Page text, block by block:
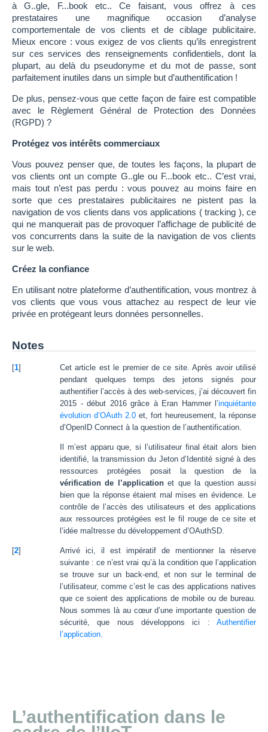
à G..gle, F...book etc.. Ce faisant, vous offrez à ces
prestataires une magnifique occasion d’analyse
comportementale de vos clients et de ciblage publicitaire.
Mieux encore : vous exigez de vos clients qu’ils enregistrent
sur ces services des renseignements confidentiels, dont la
plupart, au delà du pseudonyme et du mot de passe, sont
parfaitement inutiles dans un simple but d’authentification !
De plus, pensez-vous que cette façon de faire est compatible
avec le Règlement Général de Protection des Données
(RGPD) ?
Protégez vos intérêts commerciaux
Vous pouvez penser que, de toutes les façons, la plupart de
vos clients ont un compte G..gle ou F...book etc.. C’est vrai,
mais tout n’est pas perdu : vous pouvez au moins faire en
sorte que ces prestataires publicitaires ne pistent pas la
navigation de vos clients dans vos applications ( tracking ), ce
qui ne manquerait pas de provoquer l’affichage de publicité de
vos concurrents dans la suite de la navigation de vos clients
sur le web.
Créez la confiance
En utilisant notre plateforme d’authentification, vous montrez à
vos clients que vous vous attachez au respect de leur vie
privée en protégeant leurs données personnelles.
Notes
[1]
Cet article est le premier de ce site. Après avoir utilisé
pendant quelques temps des jetons signés pour
authentifier l’accès à des web-services, j’ai découvert fin
2015 - début 2016 grâce à Eran Hammer l’inquiétante
évolution d’OAuth 2.0 et, fort heureusement, la réponse
d’OpenID Connect à la question de l’authentification.
Il m’est apparu que, si l’utilisateur final était alors bien
identifié, la transmission du Jeton d’Identité signé à des
ressources protégées posait la question de la
vérification de l’applicationet que la question aussi
bien que la réponse étaient mal mises en évidence. Le
contrôle de l’accès des utilisateurs et des applications
aux ressources protégées est le fil rouge de ce site et
l’idée maîtresse du développement d’OAuthSD.
[2]
Arrivé ici, il est impératif de mentionner la réserve
suivante : ce n’est vrai qu’à la condition que l’application
se trouve sur un back-end, et non sur le terminal de
l’utilisateur, comme c’est le cas des applications natives
que ce soient des applications de mobile ou de bureau.
Nous sommes là au cœur d’une importante question de
sécurité, que nous développons ici : Authentifier
l’application
L’authentification dans le